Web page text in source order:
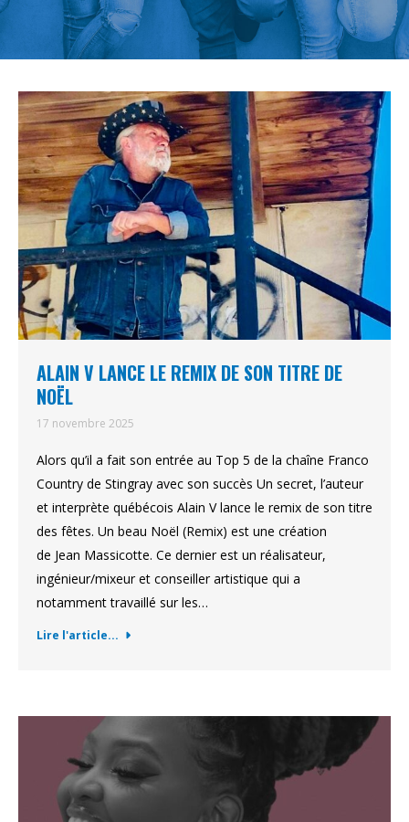
ALAIN V LANCE LE REMIX DE SON TITRE DE
NOËL
17 novembre 2025
Alors qu’il a fait son entrée au Top 5 de la chaîne Franco
Country de Stingray avec son succès Un secret, l’auteur
et interprète québécois Alain V lance le remix de son titre
des fêtes. Un beau Noël (Remix) est une création
de Jean Massicotte. Ce dernier est un réalisateur,
ingénieur/mixeur et conseiller artistique qui a
notamment travaillé sur les…
Lire l'article...